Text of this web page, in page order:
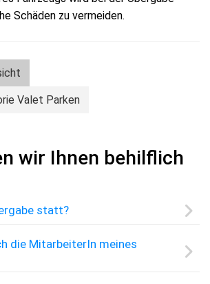
Schäden zu vermeiden.
Valet Parken
wir Ihnen behilflich
statt?
die MitarbeiterIn meines